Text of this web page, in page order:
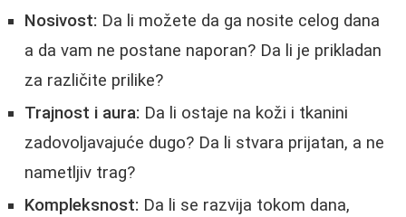
Nosivost: Da li možete da ga nosite celog dana
a da vam ne postane naporan? Da li je prikladan
za različite prilike?
Trajnost i aura: Da li ostaje na koži i tkanini
zadovoljavajuće dugo? Da li stvara prijatan, a ne
nametljiv trag?
Kompleksnost: Da li se razvija tokom dana,